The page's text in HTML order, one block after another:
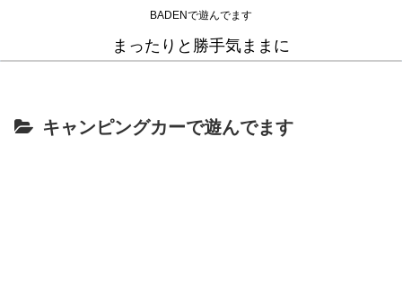
BADENで遊んでます
まったりと勝手気ままに
キャンピングカーで遊んでます